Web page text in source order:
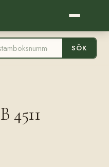
SÖK
4511